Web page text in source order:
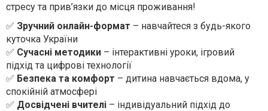
стресу та прив’язки до місця проживання!
✅ Зручний онлайн-формат – навчайтеся з будь-якого
куточка України
✅ Сучасні методики – інтерактивні уроки, ігровий
підхід та цифрові технології
✅ Безпека та комфорт – дитина навчається вдома, у
спокійній атмосфері
✅ Досвідчені вчителі – індивідуальний підхід до